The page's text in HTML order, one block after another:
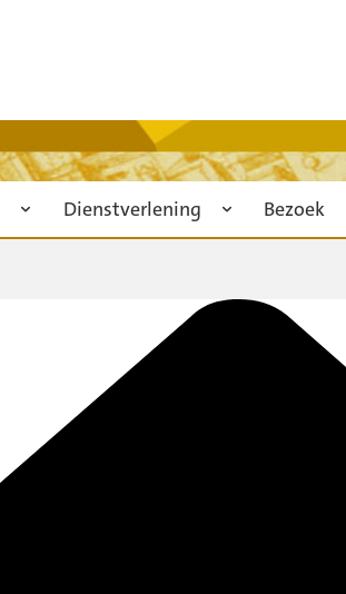
Dienstverlening Bezoek